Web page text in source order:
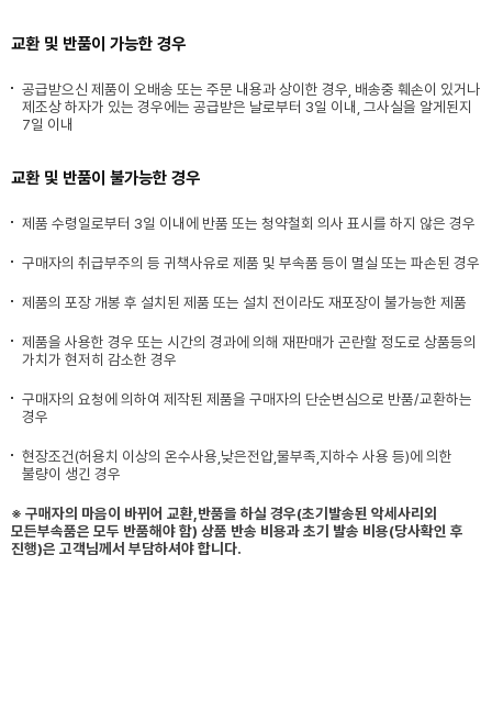
교환 및 반품이 가능한 경우
공급받으신 제품이 오배송 또는 주문 내용과 상이한 경우, 배송중 훼손이 있거나
제조상 하자가 있는 경우에는 공급받은 날로부터 3일 이내, 그사실을 알게된지
7일 이내
교환 및 반품이 불가능한 경우
제품 수령일로부터 3일 이내에 반품 또는 청약철회 의사 표시를 하지 않은 경우
구매자의 취급부주의 등 귀책사유로 제품 및 부속품 등이 멸실 또는 파손된 경우
제품의 포장 개봉 후 설치된 제품 또는 설치 전이라도 재포장이 불가능한 제품
제품을 사용한 경우 또는 시간의 경과에 의해 재판매가 곤란할 정도로 상품등의
가치가 현저히 감소한 경우
구매자의 요청에 의하여 제작된 제품을 구매자의 단순변심으로 반품/교환하는
경우
현장조건(허용치 이상의 온수사용,낮은전압,물부족,지하수 사용 등)에 의한
불량이 생긴 경우
※ 구매자의 마음이 바뀌어 교환,반품을 하실 경우(초기발송된 악세사리외
모든부속품은 모두 반품해야 함) 상품 반송 비용과 초기 발송 비용(당사확인 후
진행)은 고객님께서 부담하셔야 합니다.